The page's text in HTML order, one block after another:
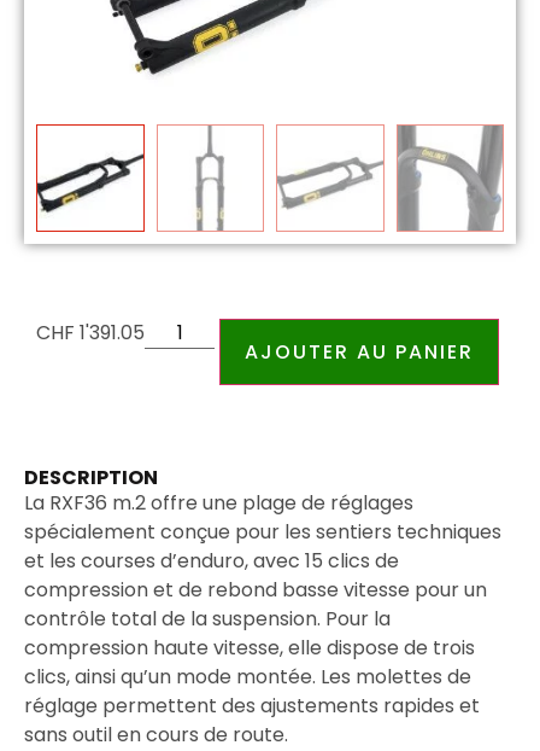
CHF 1'391.05
AJOUTER AU PANIER
DESCRIPTION
La RXF36 m.2 offre une plage de réglages
spécialement conçue pour les sentiers techniques
et les courses d’enduro, avec 15 clics de
compression et de rebond basse vitesse pour un
contrôle total de la suspension. Pour la
compression haute vitesse, elle dispose de trois
clics, ainsi qu’un mode montée. Les molettes de
réglage permettent des ajustements rapides et
sans outil en cours de route.